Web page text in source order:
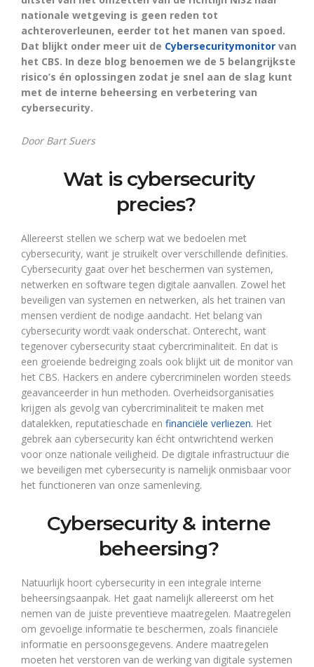
nationale wetgeving is geen reden tot
achteroverleunen, eerder tot het manen van spoed.
Dat blijkt onder meer uit de Cybersecuritymonitor van
het CBS. In deze blog benoemen we de 5 belangrijkste
risico’s én oplossingen zodat je snel aan de slag kunt
met de interne beheersing en verbetering van
cybersecurity.
Door Bart Suers
Wat is cybersecurity
precies?
Allereerst stellen we scherp wat we bedoelen met
cybersecurity, want je struikelt over verschillende definities.
Cybersecurity gaat over het beschermen van systemen,
netwerken en software tegen digitale aanvallen. Zowel het
beveiligen van systemen en netwerken, als het trainen van
mensen verdient de nodige aandacht. Het belang van
cybersecurity wordt vaak onderschat. Onterecht, want
tegenover cybersecurity staat cybercriminaliteit. En dat is
een groeiende bedreiging zoals ook blijkt uit de monitor van
het CBS. Hackers en andere cybercriminelen worden steeds
geavanceerder in hun methoden. Overheidsorganisaties
krijgen als gevolg van cybercriminaliteit te maken met
datalekken, reputatieschade en financiële verliezen. Het
gebrek aan cybersecurity kan écht ontwrichtend werken
voor onze nationale veiligheid. De digitale infrastructuur die
we beveiligen met cybersecurity is namelijk onmisbaar voor
het functioneren van onze samenleving.
Cybersecurity & interne
beheersing?
Natuurlijk hoort cybersecurity in een integrale interne
beheersingsaanpak. Het gaat namelijk allereerst om het
nemen van de juiste preventieve maatregelen. Maatregelen
om gevoelige informatie te beschermen, zoals financiële
informatie en persoonsgegevens. Andere maatregelen
moeten het verstoren van de werking van digitale systemen